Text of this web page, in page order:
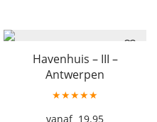
Havenhuis – III –
Antwerpen
★★★★★
19.95